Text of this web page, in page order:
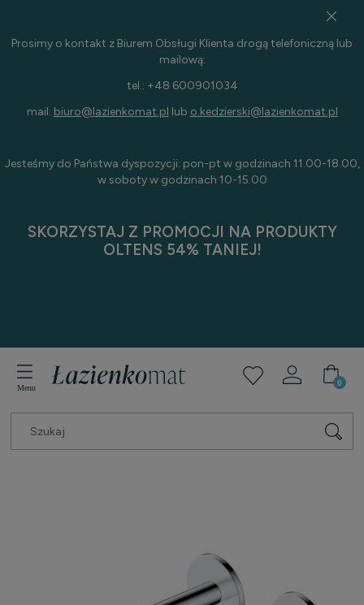
Prosimy o kontakt z Biurem Obsługi Klienta drogą telefoniczną lub
mailową:
tel.: +48 600901034
mail: biuro@lazienkomat.pl lub o.kedzierski@lazienkomat.pl
Jesteśmy do Państwa dyspozycji: pon-pt w godzinach 11.00-18.00,
w soboty w godzinach 10-15.00
SKORZYSTAJ Z PROMOCJI NA PRODUKTY
OLTENS 54% TANIEJ!